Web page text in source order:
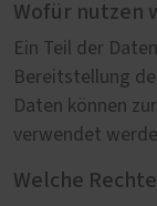
Wofür nutzen
Ein Teil der
Bereitstellung
Daten können
verwendet
Welche